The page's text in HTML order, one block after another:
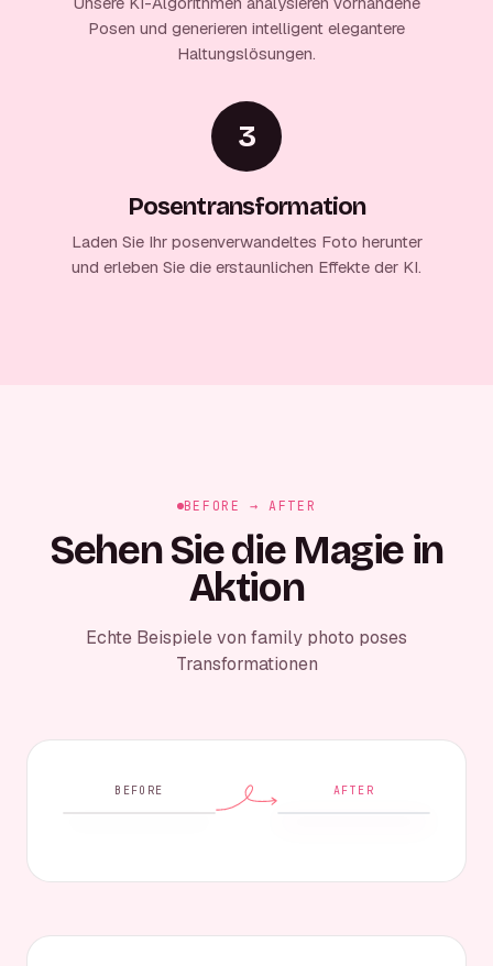
Posen und generieren intelligent elegantere
Haltungslösungen.
3
Posentransformation
Laden Sie Ihr posenverwandeltes Foto herunter
und erleben Sie die erstaunlichen Effekte der KI.
BEFORE → AFTER
Sehen Sie die Magie in
Aktion
Echte Beispiele von family photo poses
Transformationen
BEFORE AFTER